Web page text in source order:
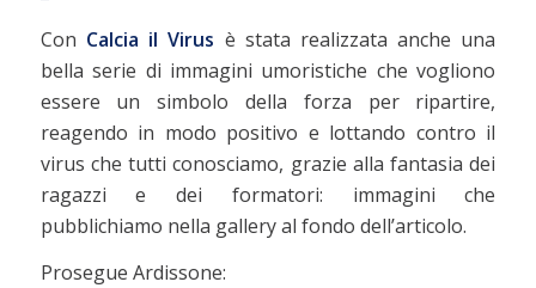
Con Calcia il Virus è stata realizzata anche una
bella serie di immagini umoristiche che vogliono
essere un simbolo della forza per ripartire,
reagendo in modo positivo e lottando contro il
virus che tutti conosciamo, grazie alla fantasia dei
ragazzi e dei formatori: immagini che
pubblichiamo nella gallery al fondo dell’articolo.
Prosegue Ardissone: